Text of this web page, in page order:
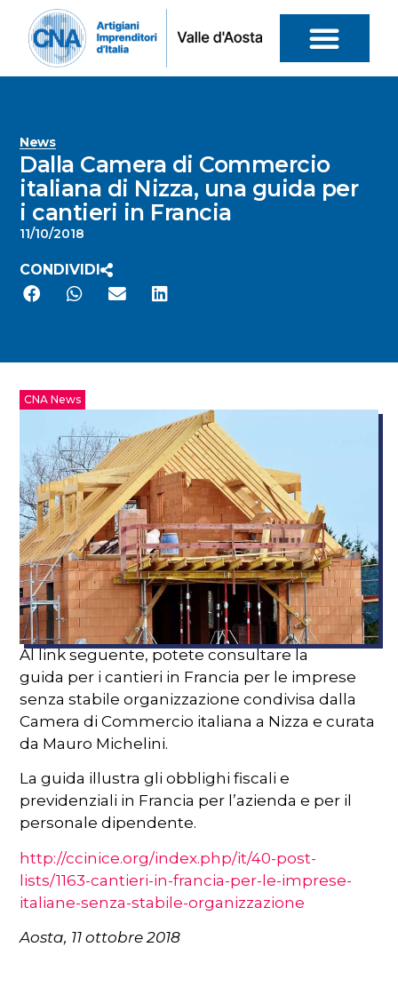
News
Dalla Camera di Commercio
italiana di Nizza, una guida per
i cantieri in Francia
11/10/2018
CONDIVIDI
CNA News
Al link seguente, potete consultare la
guida per i cantieri in Francia per le imprese
senza stabile organizzazione condivisa dalla
Camera di Commercio italiana a Nizza e curata
da Mauro Michelini.
La guida illustra gli obblighi fiscali e
previdenziali in Francia per l’azienda e per il
personale dipendente.
http://ccinice.org/index.php/it/40-post-
lists/1163-cantieri-in-francia-per-le-imprese-
italiane-senza-stabile-organizzazione
Aosta, 11 ottobre 2018